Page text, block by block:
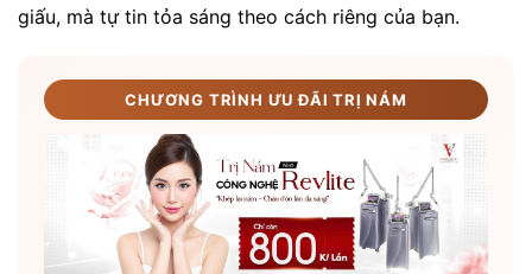
giấu, mà tự tin tỏa sáng theo cách riêng của bạn.
CHƯƠNG TRÌNH ƯU ĐÃI TRỊ NÁM